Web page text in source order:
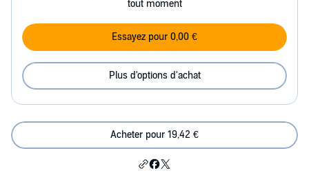
tout moment
Essayez pour 0,00 €
Plus d'options d'achat
Acheter pour 19,42 €